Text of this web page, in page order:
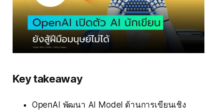
Key takeaway
OpenAI พัฒนา AI Model ด้านการเขียนเชิง